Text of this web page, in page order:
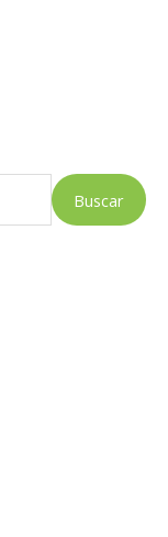
Buscar